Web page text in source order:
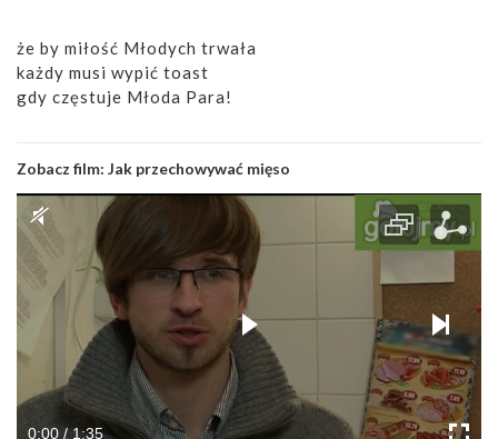
że by miłość Młodych trwała
każdy musi wypić toast
gdy częstuje Młoda Para!
Zobacz film: Jak przechowywać mięso
0:00 / 1:35